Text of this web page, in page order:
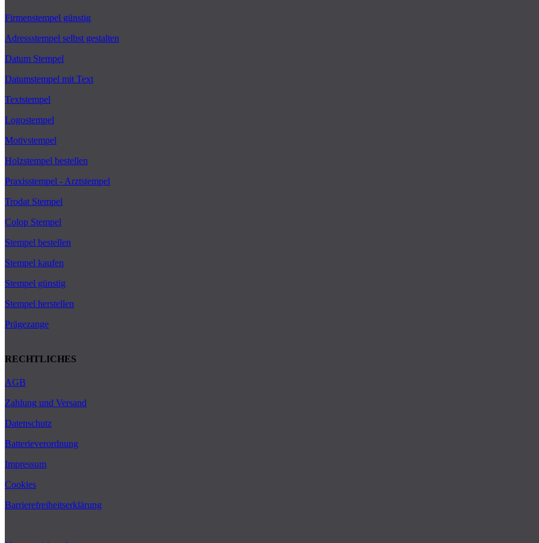
Firmenstempel günstig
Adressstempel selbst gestalten
Datum Stempel
Datumstempel mit Text
Textstempel
Logostempel
Motivstempel
Holzstempel bestellen
Praxisstempel - Arztstempel
Trodat Stempel
Colop Stempel
Stempel bestellen
Stempel kaufen
Stempel günstig
Stempel herstellen
Prägezange
RECHTLICHES
AGB
Zahlung und Versand
Datenschutz
Batterieverordnung
Impressum
Cookies
Barrierefreiheitserklärung